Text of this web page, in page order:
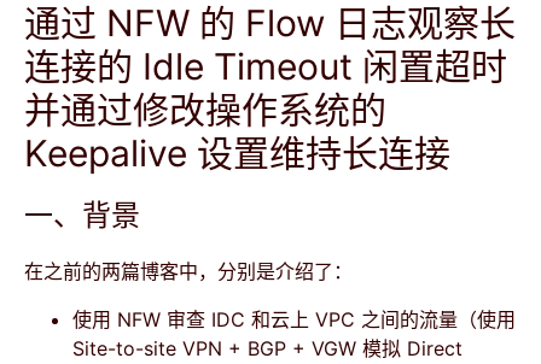
通过 NFW 的 Flow 日志观察长
连接的 Idle Timeout 闲置超时
并通过修改操作系统的
Keepalive 设置维持长连接
一、背景
在之前的两篇博客中，分别是介绍了：
使用 NFW 审查 IDC 和云上 VPC 之间的流量（使用
Site-to-site VPN + BGP + VGW 模拟 Direct